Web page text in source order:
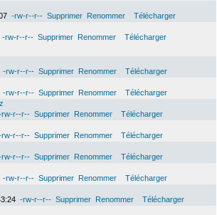
-rw-r--r-- Supprimer Renommer
Télécharger
-rw-r--r-- Supprimer Renommer
Télécharger
-rw-r--r-- Supprimer Renommer
Télécharger
-rw-r--r-- Supprimer Renommer
Télécharger
rw-r--r-- Supprimer Renommer
Télécharger
rw-r--r-- Supprimer Renommer
Télécharger
rw-r--r-- Supprimer Renommer
Télécharger
-rw-r--r-- Supprimer Renommer
Télécharger
-rw-r--r-- Supprimer Renommer
Télécharger